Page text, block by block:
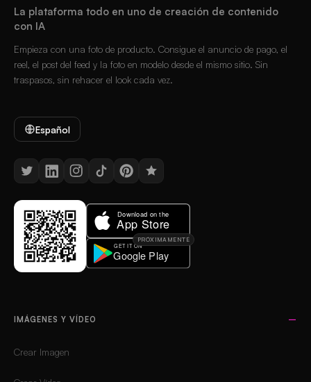
La plataforma todo en uno de creación de contenido
con IA
Empieza con una foto de producto. Consigue el anuncio de pago, el
reel, el post del feed y la foto en modelo desde el mismo sitio. Sin
traspasos, sin rehacer el look cada vez.
Español
PRÓXIMAMENTE
IMÁGENES Y VÍDEO
Crear Imagen